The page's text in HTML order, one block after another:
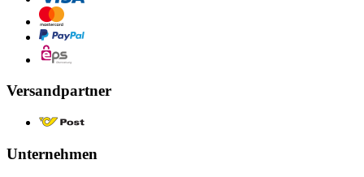
Versandpartner
Unternehmen